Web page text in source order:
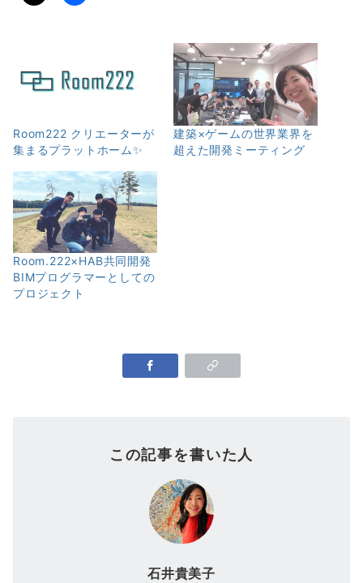
Room222 クリエーターが
集まるプラットホーム✨
建築×ゲームの世界業界を
超えた開発ミーティング
Room.222×HAB共同開発
BIMプログラマーとしての
プロジェクト
この記事を書いた人
石井貴美子